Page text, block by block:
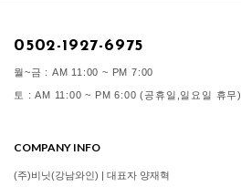
0502-1927-6975
월~금 : AM 11:00 ~ PM 7:00
토 : AM 11:00 ~ PM 6:00 (공휴일,일요일 휴무)
COMPANY INFO
(주)비닛(강남와인) | 대표자 양재혁